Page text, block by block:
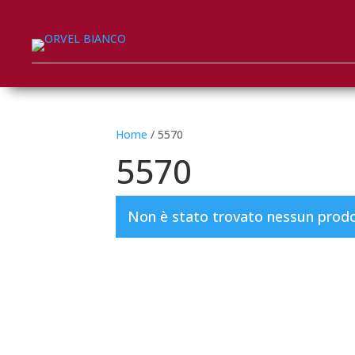
Home / 5570
5570
Non è stato trovato nessun